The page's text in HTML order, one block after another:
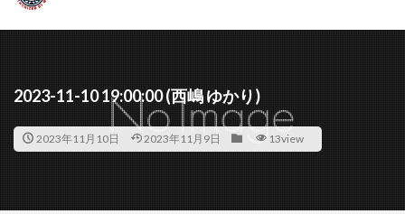
2023-11-10 19:00:00 (西嶋 ゆかり)
2023年11月10日 2023年11月9日 13view